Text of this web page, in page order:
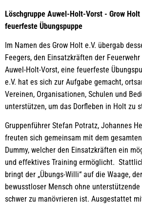
Löschgruppe Auwel-Holt-Vorst - Grow
feuerfeste Übungspuppe
Im Namen des Grow Holt e.V. übergab
Feegers, den Einsatzkräften der
Auwel-Holt-Vorst, eine feuerfeste
e.V. hat es sich zur Aufgabe gemacht,
Vereinen, Organisationen, Schulen und
unterstützen, um das Dorfleben in Holt zu
Gruppenführer Stefan Potratz, Johannes
freuten sich gemeinsam mit dem
Dummy, welcher den Einsatzkräften ein
und effektives Training ermöglicht.
bringt der „Übungs-Willi“ auf die Waage,
bewusstloser Mensch ohne
schwer zu manövrieren ist. Ausgestattet